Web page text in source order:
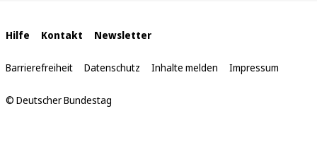
Interne
Links
Hilfe Kontakt Newsletter
Barrierefreiheit Datenschutz Inhalte melden Impressum
© Deutscher Bundestag